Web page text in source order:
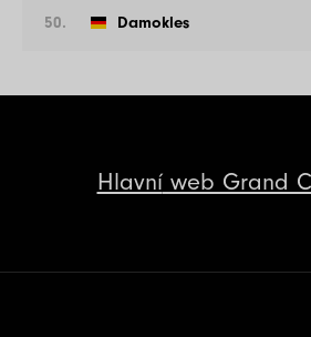
50. Damokles
Hlavníweb Grand